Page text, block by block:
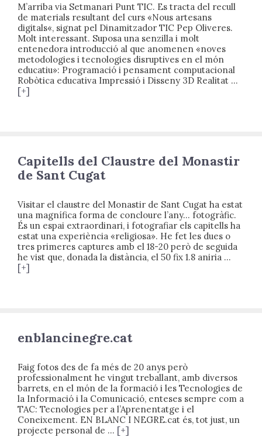
M’arriba via Setmanari Punt TIC. Es tracta del recull
de materials resultant del curs «Nous artesans
digitals«, signat pel Dinamitzador TIC Pep Oliveres.
Molt interessant. Suposa una senzilla i molt
entenedora introducció al que anomenen «noves
metodologies i tecnologies disruptives en el món
educatiu»: Programació i pensament computacional
Robòtica educativa Impressió i Disseny 3D Realitat …
[+]
Capitells del Claustre del Monastir
de Sant Cugat
Visitar el claustre del Monastir de Sant Cugat ha estat
una magnífica forma de concloure l’any… fotogràfic.
És un espai extraordinari, i fotografiar els capitells ha
estat una experiència «religiosa». He fet les dues o
tres primeres captures amb el 18-20 però de seguida
he vist que, donada la distància, el 50 fix 1.8 aniria …
[+]
enblancinegre.cat
Faig fotos des de fa més de 20 anys però
professionalment he vingut treballant, amb diversos
barrets, en el món de la formació i les Tecnologies de
la Informació i la Comunicació, enteses sempre com a
TAC: Tecnologies per a l’Aprenentatge i el
Coneixement. EN BLANC I NEGRE.cat és, tot just, un
projecte personal de … [+]